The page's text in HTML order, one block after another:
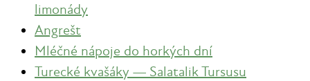
limonády
Angrešt
Mléčné nápoje do horkých dní
Turecké kvašáky — Salatalik Tursusu